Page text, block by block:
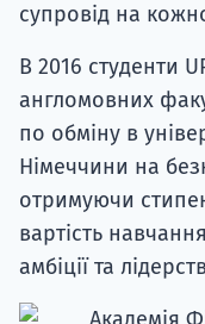
супровід на
В 2016 студенти
англомовних
по обміну в
Німеччини на
отримуючи
вартість
амбіції та